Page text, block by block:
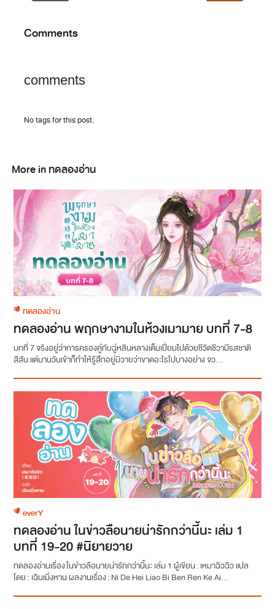
Comments
comments
No tags for this post.
More in ทดลองอ่าน
ทดลองอ่าน
ทดลองอ่าน พฤกษางามในห้วงเมามาย บทที่ 7-8
บทที่ 7 จริงอยู่ว่าการครองคู่กับฉู่หลินหลางเต็มเปี่ยมไปด้วยชีวิตชีวามีรสชาติ
สีสัน แต่นานวันเข้าก็ทำให้รู้สึกอยู่มิวายว่าขาดอะไรไปบางอย่าง จว...
everY
ทดลองอ่าน ในข่าวลือนายน่ารักกว่านี้นะ เล่ม 1
บทที่ 19-20 #นิยายวาย
ทดลองอ่านเรื่อง ในข่าวลือนายน่ารักกว่านี้นะ เล่ม 1 ผู้เขียน : เหมาฉิวฉิว แปล
โดย : เฉินเมิ่งหาน ผลงานเรื่อง : Ni De Hei Liao Bi Ben Ren Ke Ai...